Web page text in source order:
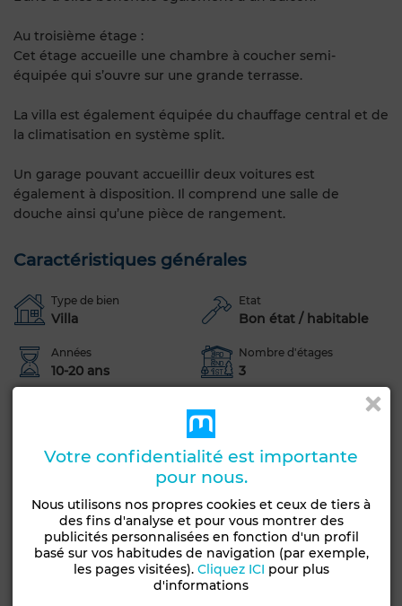
Au troisième étage :
Cet étage accueille une chambre à coucher semi-
équipée qui s’ouvre sur une grande terrasse.
La villa est également équipée du chauffage central et de
la climatisation en système split.
Un garage pouvant accueillir deux voitures est
également à disposition. Il comprend une salle de
douche ainsi qu’une pièce de rangement.
Caractéristiques générales
Type de bien
Villa
Etat
Bon état / habitable
Années
10-20 ans
Nombre d'étages
3
Chambre rangement
Entre-seul Salon européen Antenne parabolique
Chauffage central
Réfrigérateur Four TV
Animaux domestiques autorisés
Voir plus de photos
Votre confidentialité est importante
pour nous.
Nous utilisons nos propres cookies et ceux de tiers à
des fins d'analyse et pour vous montrer des
publicités personnalisées en fonction d'un profil
basé sur vos habitudes de navigation (par exemple,
les pages visitées). Cliquez ICI pour plus
d'informations